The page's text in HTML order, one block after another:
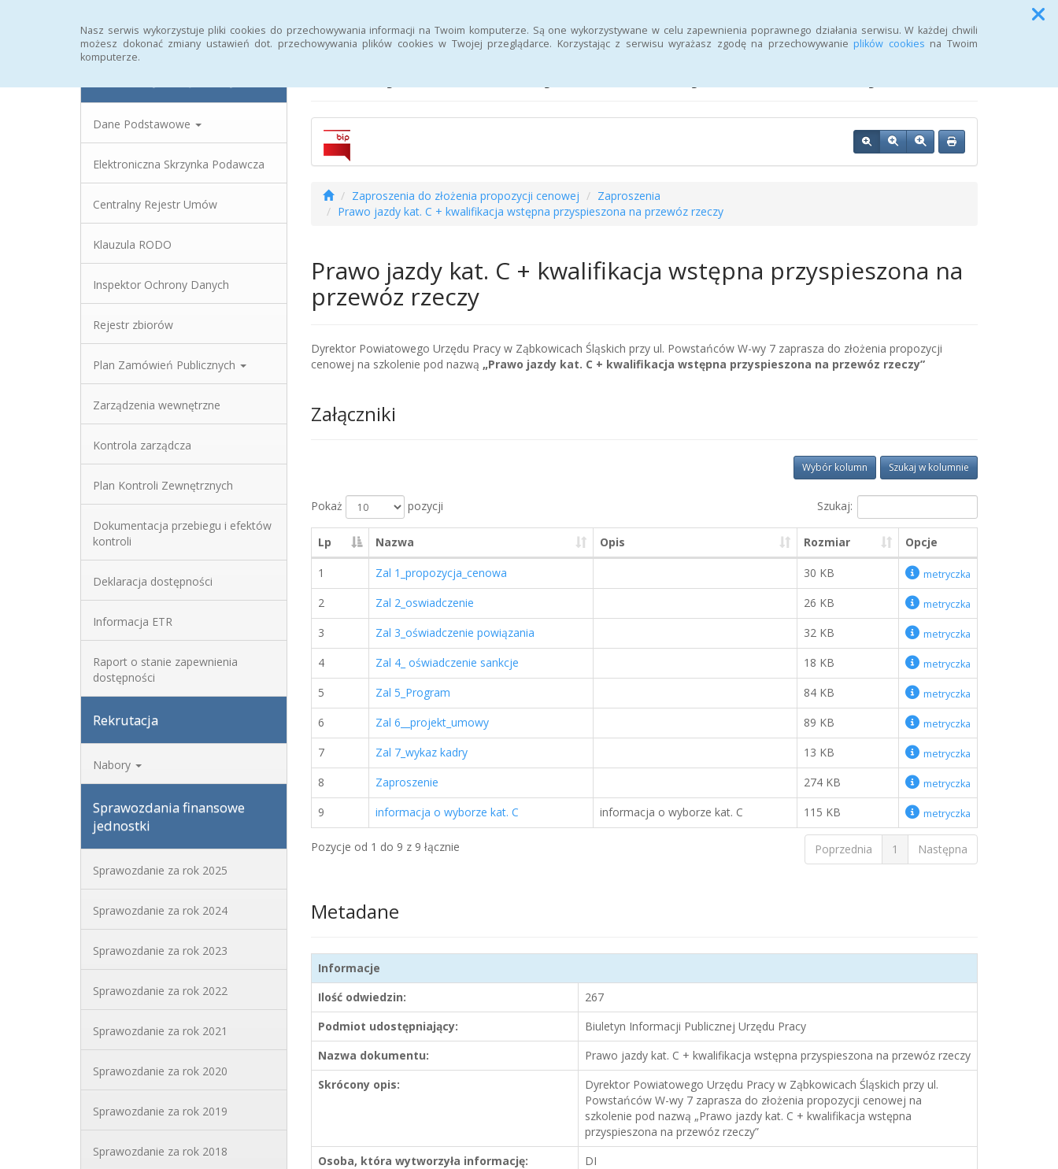
Nasz serwis wykorzystuje pliki cookies do przechowywania informacji na Twoim komputerze. Są one wykorzystywane w celu zapewnienia poprawnego działania serwisu. W każdej chwili
możesz dokonać zmiany ustawień dot. przechowywania plików cookies w Twojej przeglądarce. Korzystając z serwisu wyrażasz zgodę na przechowywanie plików cookies na Twoim
komputerze.
Dane Podstawowe
Elektroniczna Skrzynka Podawcza
Centralny Rejestr Umów
Klauzula RODO
Inspektor Ochrony Danych
Rejestr zbiorów
Plan Zamówień Publicznych
Zarządzenia wewnętrzne
Kontrola zarządcza
Plan Kontroli Zewnętrznych
Dokumentacja przebiegu i efektów
kontroli
Deklaracja dostępności
Informacja ETR
Raport o stanie zapewnienia
dostępności
Rekrutacja
Nabory
Sprawozdania finansowe
jednostki
Sprawozdanie za rok 2025
Sprawozdanie za rok 2024
Sprawozdanie za rok 2023
Sprawozdanie za rok 2022
Sprawozdanie za rok 2021
Sprawozdanie za rok 2020
Sprawozdanie za rok 2019
Sprawozdanie za rok 2018
Zaproszenia do złożenia propozycji cenowej
Zaproszenia
Prawo jazdy kat. C + kwalifikacja wstępna przyspieszona na przewóz rzeczy
Prawo jazdy kat. C + kwalifikacja wstępna przyspieszona na
przewóz rzeczy
Dyrektor Powiatowego Urzędu Pracy w Ząbkowicach Śląskich przy ul. Powstańców W-wy 7 zaprasza do złożenia propozycji
cenowej na szkolenie pod nazwą „Prawo jazdy kat. C + kwalifikacja wstępna przyspieszona na przewóz rzeczy”
Załączniki
Szukaj w kolumnie
Wybór kolumn
Pokaż pozycji Szukaj:
Lp Nazwa Opis Rozmiar Opcje
1 Zal 1_propozycja_cenowa 30 KB metryczka
2 Zal 2_oswiadczenie 26 KB metryczka
3 Zal 3_oświadczenie powiązania 32 KB metryczka
4 Zal 4_ oświadczenie sankcje 18 KB metryczka
5 Zal 5_Program 84 KB metryczka
6 Zal 6__projekt_umowy 89 KB metryczka
7 Zal 7_wykaz kadry 13 KB metryczka
8 Zaproszenie 274 KB metryczka
9 informacja o wyborze kat. C informacja o wyborze kat. C 115 KB metryczka
Pozycje od 1 do 9 z 9 łącznie Poprzednia 1 Następna
Metadane
Informacje
Ilość odwiedzin:
267
Podmiot udostępniający:
Biuletyn Informacji Publicznej Urzędu Pracy
Nazwa dokumentu:
Prawo jazdy kat. C + kwalifikacja wstępna przyspieszona na przewóz rzeczy
Skrócony opis:
Dyrektor Powiatowego Urzędu Pracy w Ząbkowicach Śląskich przy ul.
Powstańców W-wy 7 zaprasza do złożenia propozycji cenowej na
szkolenie pod nazwą „Prawo jazdy kat. C + kwalifikacja wstępna
przyspieszona na przewóz rzeczy”
Osoba, która wytworzyła informację:
DI